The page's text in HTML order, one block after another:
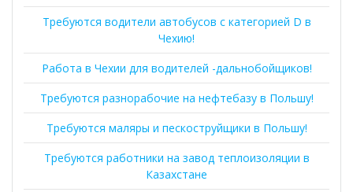
Требуются водители автобусов с категорией D в
Чехию!
Работа в Чехии для водителей -дальнобойщиков!
Требуются разнорабочие на нефтебазу в Польшу!
Требуются маляры и пескоструйщики в Польшу!
Требуются работники на завод теплоизоляции в
Казахстане